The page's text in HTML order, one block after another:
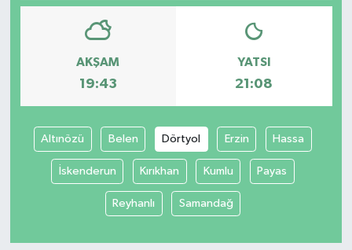
AKŞAM
19:43
YATSI
21:08
Altınözü Belen Dörtyol Erzin Hassa
İskenderun Kırıkhan Kumlu Payas
Reyhanlı Samandağ